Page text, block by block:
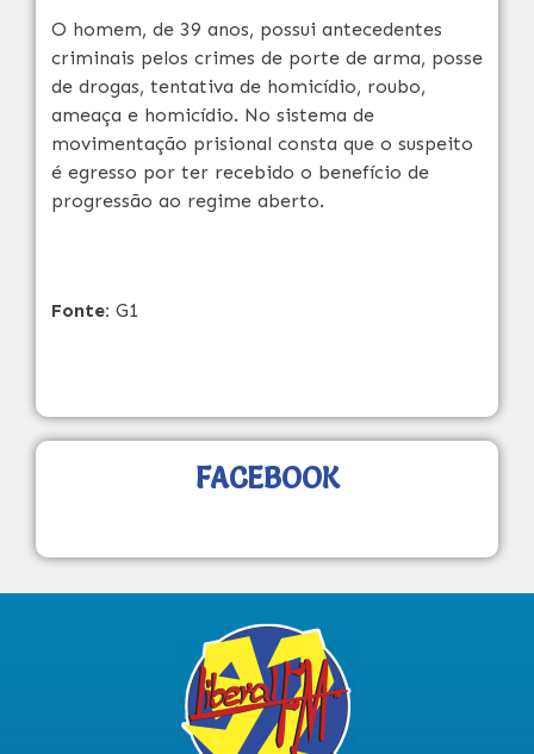
O homem, de 39 anos, possui antecedentes
criminais pelos crimes de porte de arma, posse
de drogas, tentativa de homicídio, roubo,
ameaça e homicídio. No sistema de
movimentação prisional consta que o suspeito
é egresso por ter recebido o benefício de
progressão ao regime aberto.
Fonte: G1
FACEBOOK